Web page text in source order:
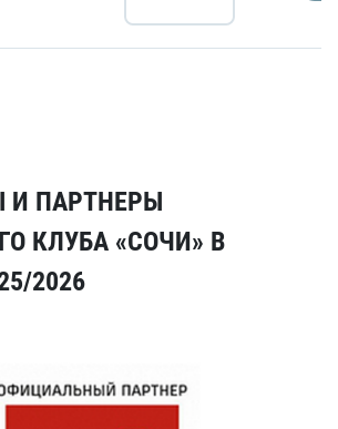
И ПАРТНЕРЫ
КЛУБА «СОЧИ» В
2026